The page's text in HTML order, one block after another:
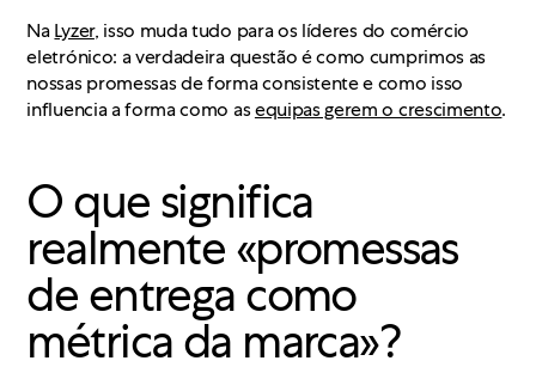
NaLyzer, isso muda tudo para os líderes do comércio
eletrónico: a verdadeira questão é como cumprimos as
nossas promessas de forma consistente e como isso
influencia a forma como asequipas gerem o crescimento.
O que significa
realmente «promessas
de entrega como
métrica da marca»?